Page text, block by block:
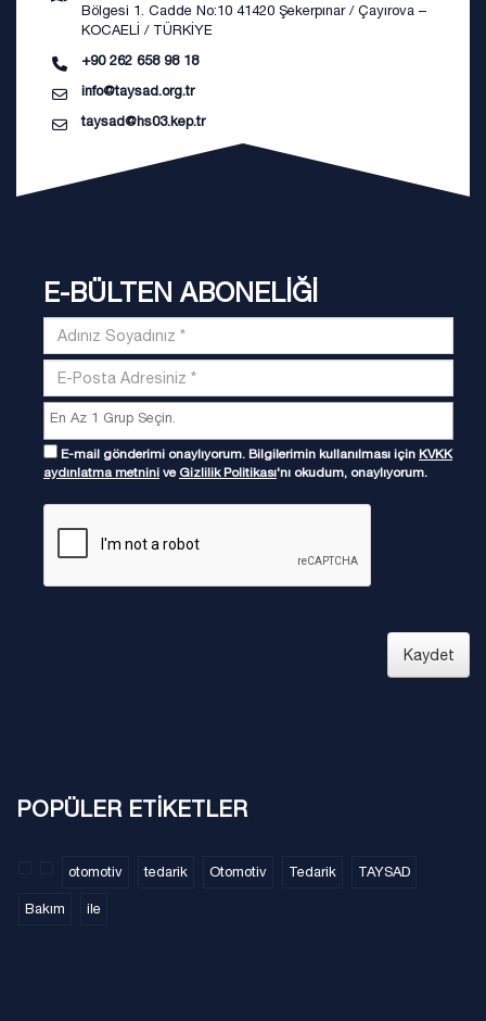
Bölgesi 1. Cadde No:10 41420 Şekerpınar / Çayırova –
KOCAELİ / TÜRKİYE
+90 262 658 98 18
info@taysad.org.tr
taysad@hs03.kep.tr
E-BÜLTEN ABONELİĞİ
E-mail gönderimi onaylıyorum. Bilgilerimin kullanılması için KVKK
aydınlatma metnini ve Gizlilik Politikası'nı okudum, onaylıyorum.
Kaydet
POPÜLER ETİKETLER
otomotiv tedarik Otomotiv Tedarik TAYSAD
Bakım ile